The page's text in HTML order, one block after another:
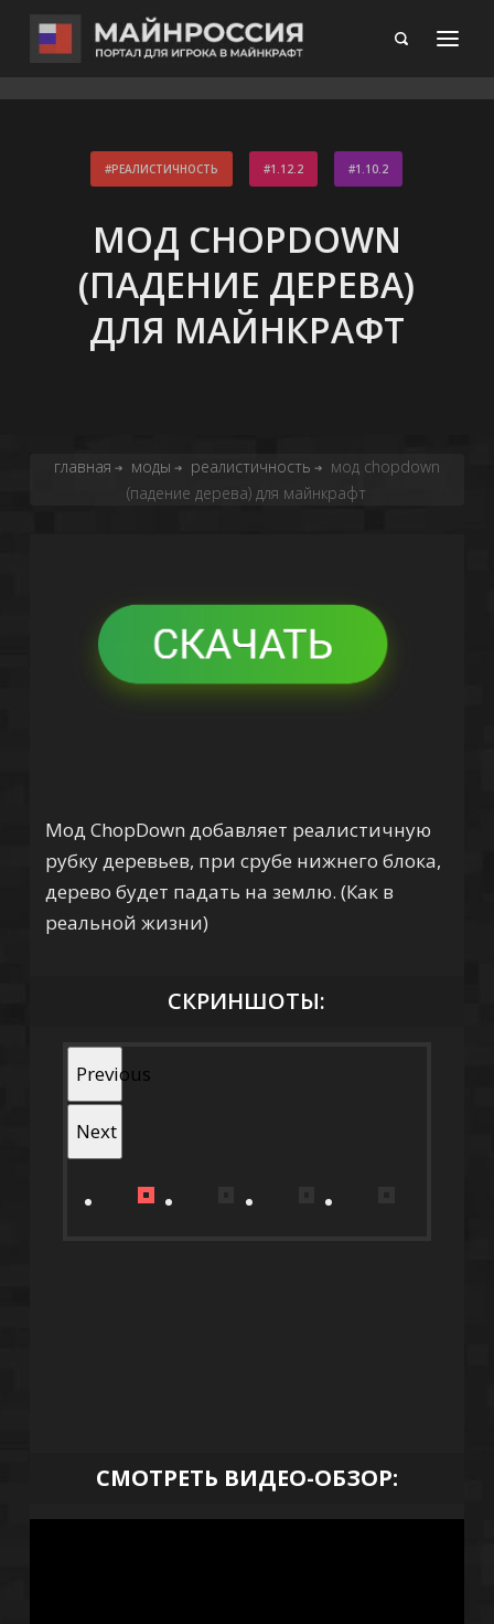
РЕАЛИСТИЧНОСТЬ 1.12.2 1.10.2
МОД CHOPDOWN
(ПАДЕНИЕ ДЕРЕВА)
ДЛЯ МАЙНКРАФТ
главная ➔ моды ➔ реалистичность ➔
мод chopdown
(падение дерева) для майнкрафт
Мод ChopDown добавляет реалистичную
рубку деревьев, при срубе нижнего блока,
дерево будет падать на землю. (Как в
реальной жизни)
СКРИНШОТЫ:
Previous
Next
СМОТРЕТЬ ВИДЕО-ОБЗОР: